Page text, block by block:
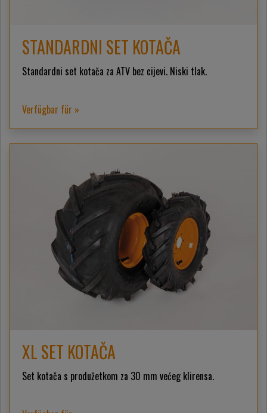
STANDARDNI SET KOTAČA
Standardni set kotača za ATV bez cijevi. Niski tlak.
Verfügbar für »
XL SET KOTAČA
Set kotača s produžetkom za 30 mm većeg klirensa.